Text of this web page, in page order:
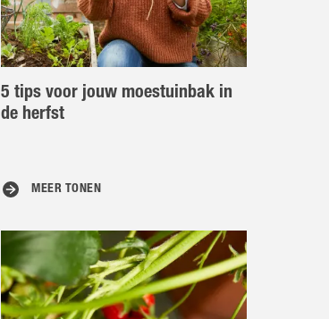
5 tips voor jouw moestuinbak in
de herfst
MEER TONEN